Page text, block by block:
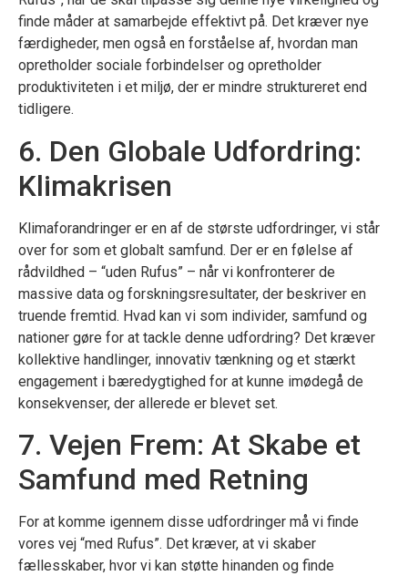
finde måder at samarbejde effektivt på. Det kræver nye
færdigheder, men også en forståelse af, hvordan man
opretholder sociale forbindelser og opretholder
produktiviteten i et miljø, der er mindre struktureret end
tidligere.
6. Den Globale Udfordring:
Klimakrisen
Klimaforandringer er en af de største udfordringer, vi står
over for som et globalt samfund. Der er en følelse af
rådvildhed – “uden Rufus” – når vi konfronterer de
massive data og forskningsresultater, der beskriver en
truende fremtid. Hvad kan vi som individer, samfund og
nationer gøre for at tackle denne udfordring? Det kræver
kollektive handlinger, innovativ tænkning og et stærkt
engagement i bæredygtighed for at kunne imødegå de
konsekvenser, der allerede er blevet set.
7. Vejen Frem: At Skabe et
Samfund med Retning
For at komme igennem disse udfordringer må vi finde
vores vej “med Rufus”. Det kræver, at vi skaber
fællesskaber, hvor vi kan støtte hinanden og finde